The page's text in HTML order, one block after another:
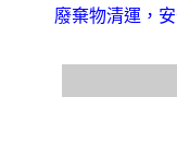
廢棄物清運，